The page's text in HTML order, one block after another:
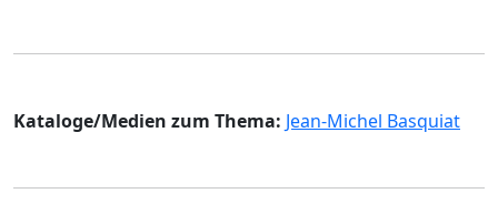
Kataloge/Medien zum Thema: Jean-Michel Basquiat